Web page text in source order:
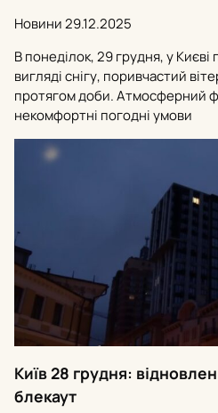
Новини29.12.2025
В понеділок, 29 грудня, у
вигляді снігу, поривчастий
протягом доби. Атмосферний
некомфортні погодні умови
Київ 28 грудня:
блекаут